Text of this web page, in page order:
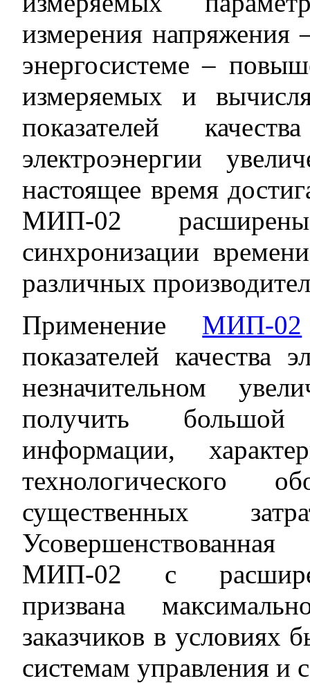
измерения напряжения
энергосистеме –
измеряемых и
показателей
электроэнергии
настоящее время
МИП-02
синхронизации
различных
Применение МИП-02
показателей качества
незначительном
получить
информации,
технологического
существенных
МИП-02 с
призвана
заказчиков в условиях
системам управления и